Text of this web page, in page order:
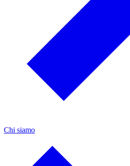
Chi siamo